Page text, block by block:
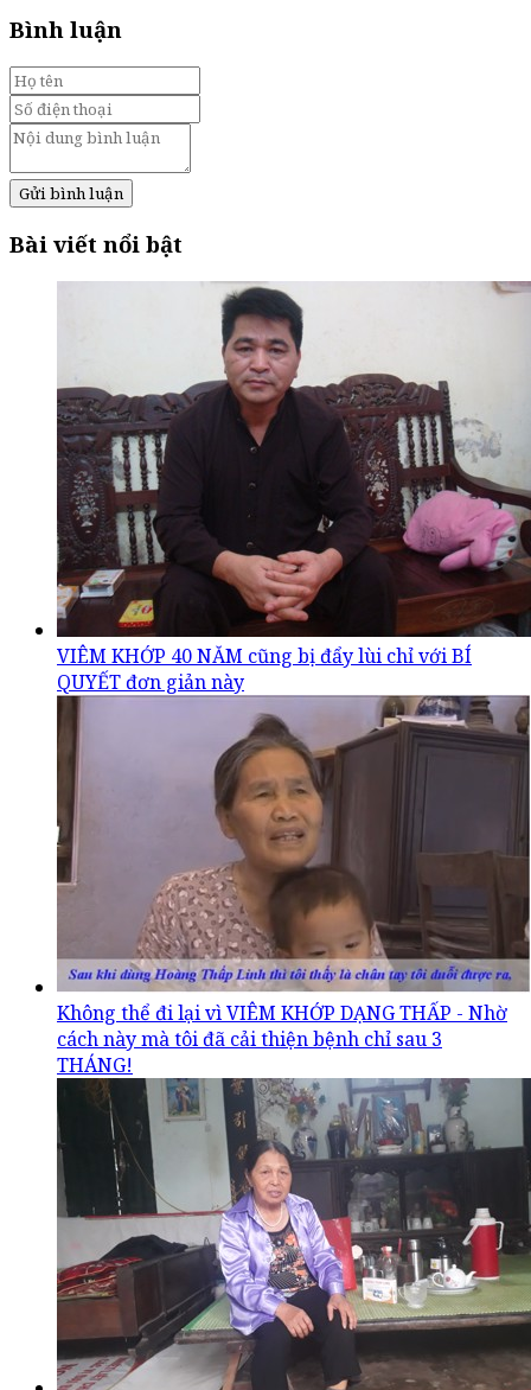
Bình luận
Gửi bình luận
Bài viết nổi bật
VIÊM KHỚP 40 NĂM cũng bị đẩy lùi chỉ với BÍ
QUYẾT đơn giản này
Không thể đi lại vì VIÊM KHỚP DẠNG THẤP - Nhờ
cách này mà tôi đã cải thiện bệnh chỉ sau 3
THÁNG!